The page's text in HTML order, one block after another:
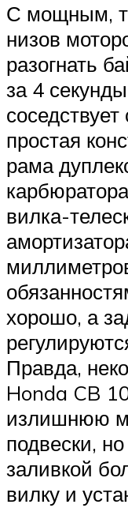
С мощным,
низов
разогнать
за 4
простая
рама
вилка-
хорошо, а
Правда,
Honda CB
излишнюю
подвески,
заливкой
вилку и